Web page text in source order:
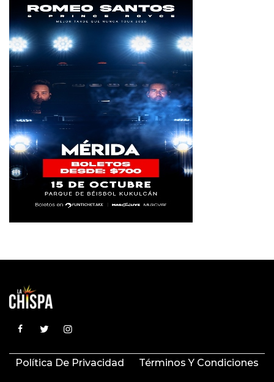
Política De Privacidad Términos Y Condiciones